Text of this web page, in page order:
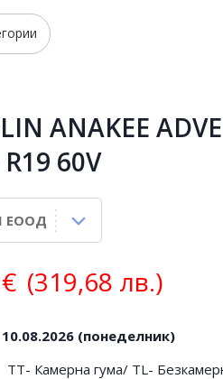
ANAKEE
60V
€ (319,68 лв.)
10.08.2026 (понеделник)
TT- Камерна гума/ TL-